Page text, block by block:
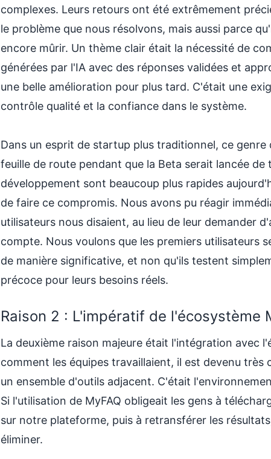
complexes. Leurs retours ont été extrêmement
le problème que nous résolvons, mais aussi parce
encore mûrir. Un thème clair était la nécessité de
générées par l'IA avec des réponses validées et
une belle amélioration pour plus tard. C'était une
contrôle qualité et la confiance dans le système.
Dans un esprit de startup plus traditionnel, ce
feuille de route pendant que la Beta serait lancée
développement sont beaucoup plus rapides
de faire ce compromis. Nous avons pu réagir
utilisateurs nous disaient, au lieu de leur demander
compte. Nous voulons que les premiers utilisateurs
de manière significative, et non qu'ils testent
précoce pour leurs besoins réels.
Raison 2 : L'impératif de l'écosystème
La deuxième raison majeure était l'intégration avec
comment les équipes travaillaient, il est devenu
un ensemble d'outils adjacent. C'était
Si l'utilisation de MyFAQ obligeait les gens à
sur notre plateforme, puis à retransférer les
éliminer.